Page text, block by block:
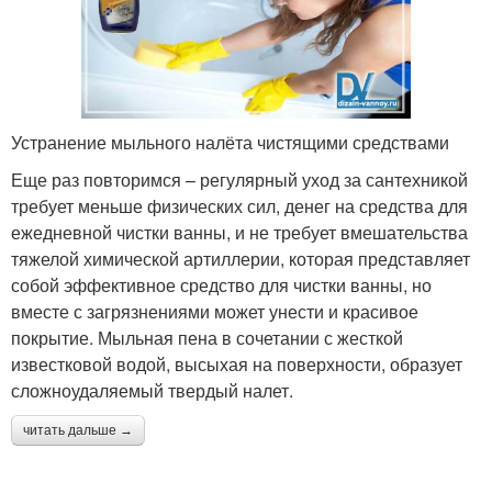
Устранение мыльного налёта чистящими средствами
Еще раз повторимся – регулярный уход за сантехникой
требует меньше физических сил, денег на средства для
ежедневной чистки ванны, и не требует вмешательства
тяжелой химической артиллерии, которая представляет
собой эффективное средство для чистки ванны, но
вместе с загрязнениями может унести и красивое
покрытие. Мыльная пена в сочетании с жесткой
известковой водой, высыхая на поверхности, образует
сложноудаляемый твердый налет.
читать дальше →